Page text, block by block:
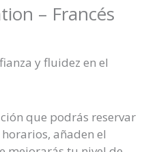
– Francés
y fluidez en el
que podrás reservar
añaden el